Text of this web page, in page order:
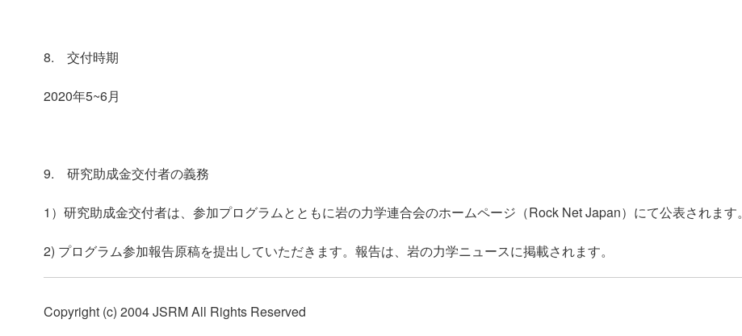
8. 交付時期
2020年5~6月
9. 研究助成金交付者の義務
1）研究助成金交付者は、参加プログラムとともに岩の力学連合会のホームページ（Rock Net Japan）にて公表されます。
2) プログラム参加報告原稿を提出していただきます。報告は、岩の力学ニュースに掲載されます。
Copyright (c) 2004 JSRM All Rights Reserved